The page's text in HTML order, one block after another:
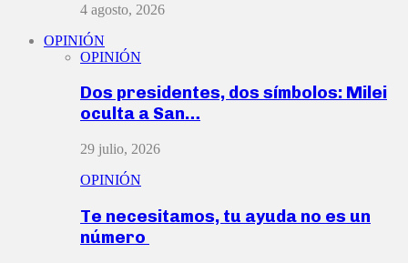
4 agosto, 2026
OPINIÓN
OPINIÓN
Dos presidentes, dos símbolos: Milei
oculta a San…
29 julio, 2026
OPINIÓN
Te necesitamos, tu ayuda no es un
número